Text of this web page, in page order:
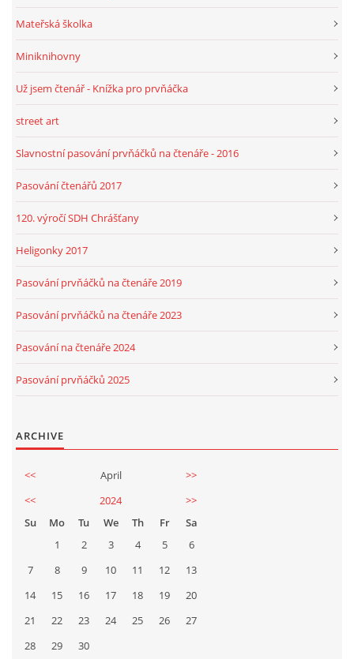
Mateřská školka
Miniknihovny
Už jsem čtenář - Knížka pro prvňáčka
street art
Slavnostní pasování prvňáčků na čtenáře - 2016
Pasování čtenářů 2017
120. výročí SDH Chrášťany
Heligonky 2017
Pasování prvňáčků na čtenáře 2019
Pasování prvňáčků na čtenáře 2023
Pasování na čtenáře 2024
Pasování prvňáčků 2025
ARCHIVE
<< April
>>
<<
2024
>>
Su
Mo Tu We Th Fr
Sa
1
2 3 4 5
6
7
8 9 10 11 12
13
14
15 16 17 18 19
20
21
22 23 24 25 26
27
28
29 30